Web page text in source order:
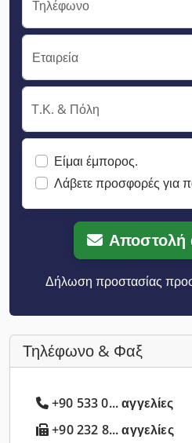
Τηλέφωνο
Εταιρεία
Τ.Κ. & Πόλη
Είμαι έμπορος.
Λάβετε προσφορές για
Αποστολή
Δήλωση προστασίας
Τηλέφωνο & Φαξ
+90 533 0... αγγελίες
+90 232 8... αγγελίες